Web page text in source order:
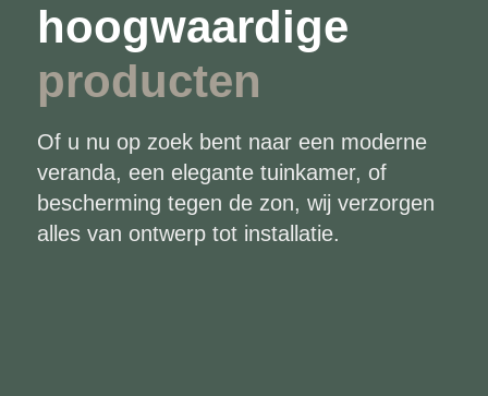
hoogwaardige
producten
Of u nu op zoek bent naar een moderne
veranda, een elegante tuinkamer, of
bescherming tegen de zon, wij verzorgen
alles van ontwerp tot installatie.